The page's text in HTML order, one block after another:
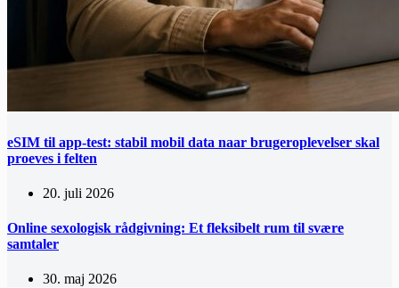
eSIM til app-test: stabil mobil data naar brugeroplevelser skal
proeves i felten
20. juli 2026
Online sexologisk rådgivning: Et fleksibelt rum til svære
samtaler
30. maj 2026